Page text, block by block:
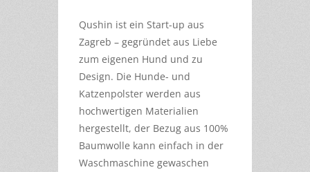
Qushin ist ein Start-up aus
Zagreb – gegründet aus Liebe
zum eigenen Hund und zu
Design. Die Hunde- und
Katzenpolster werden aus
hochwertigen Materialien
hergestellt, der Bezug aus 100%
Baumwolle kann einfach in der
Waschmaschine gewaschen